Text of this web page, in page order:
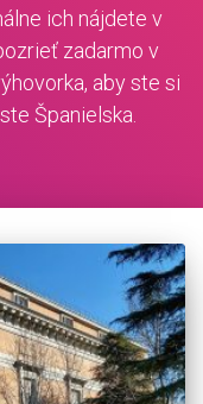
ich nájdete v
zadarmo v
aby ste si
Španielska.